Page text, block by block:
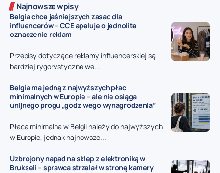
Najnowsze wpisy
Belgia chce jaśniejszych zasad dla
influencerów – CCE apeluje o jednolite
oznaczenie reklam
Przepisy dotyczące reklamy influencerskiej są
bardziej rygorystyczne we...
Belgia ma jedną z najwyższych płac
minimalnych w Europie – ale nie osiąga
unijnego progu „godziwego wynagrodzenia”
Płaca minimalna w Belgii należy do najwyższych
w Europie, jednak najnowsze...
Uzbrojony napad na sklep z elektroniką w
Brukseli – sprawca strzelał w stronę kamery